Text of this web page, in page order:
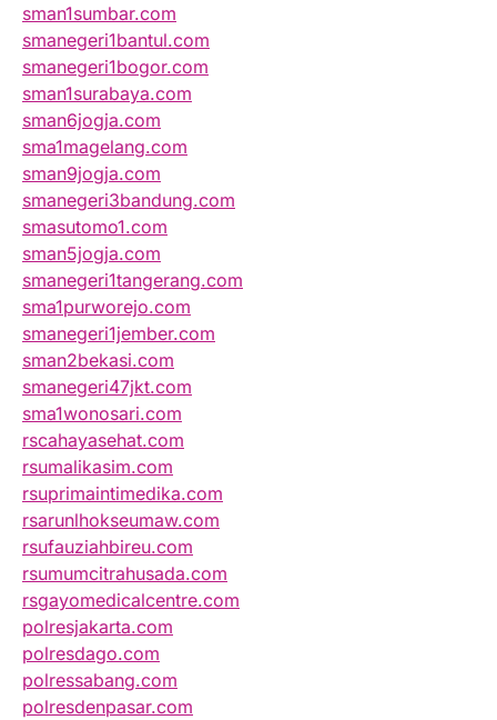
sman1sumbar.com
smanegeri1bantul.com
smanegeri1bogor.com
sman1surabaya.com
sman6jogja.com
sma1magelang.com
sman9jogja.com
smanegeri3bandung.com
smasutomo1.com
sman5jogja.com
smanegeri1tangerang.com
sma1purworejo.com
smanegeri1jember.com
sman2bekasi.com
smanegeri47jkt.com
sma1wonosari.com
rscahayasehat.com
rsumalikasim.com
rsuprimaintimedika.com
rsarunlhokseumaw.com
rsufauziahbireu.com
rsumumcitrahusada.com
rsgayomedicalcentre.com
polresjakarta.com
polresdago.com
polressabang.com
polresdenpasar.com